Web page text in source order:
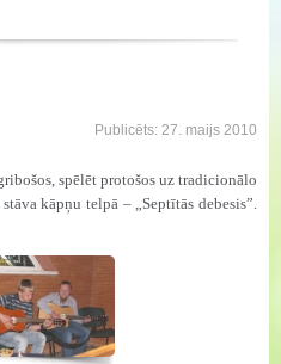
Publicēts: 27. maijs 2010
spēlēt protošos uz tradicionālo
kāpņu telpā – „Septītās debesis”.